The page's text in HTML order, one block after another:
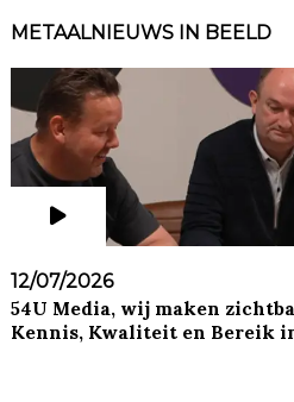
METAALNIEUWS IN BEELD
12/07/2026
54U Media, wij maken
Kennis, Kwaliteit en Bereik